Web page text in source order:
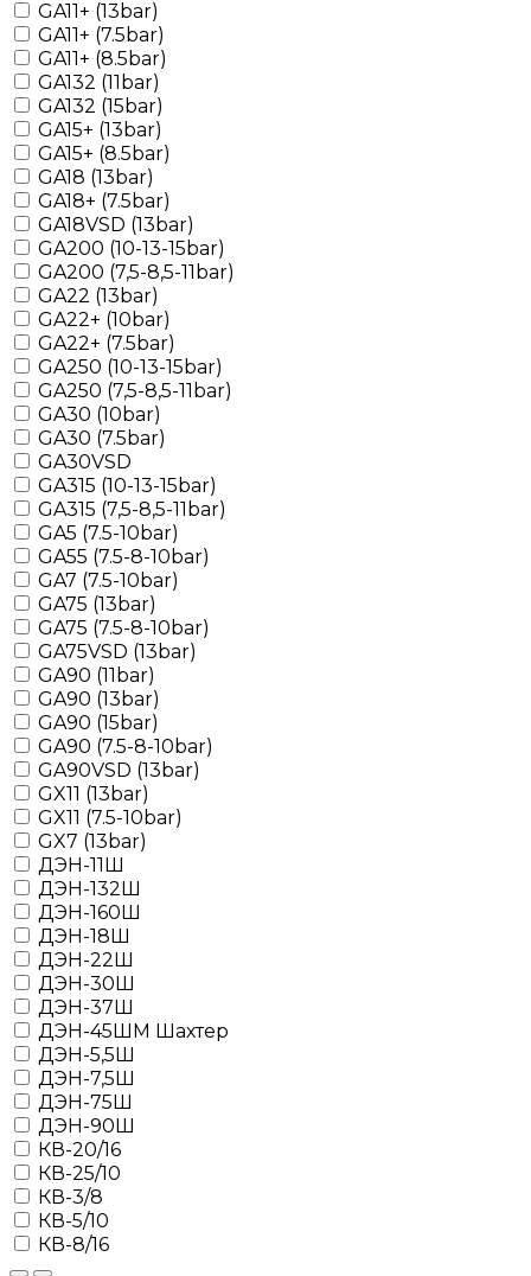
GA11+ (13bar)
GA11+ (7.5bar)
GA11+ (8.5bar)
GA132 (11bar)
GA132 (15bar)
GA15+ (13bar)
GA15+ (8.5bar)
GA18 (13bar)
GA18+ (7.5bar)
GA18VSD (13bar)
GA200 (10-13-15bar)
GA200 (7,5-8,5-11bar)
GA22 (13bar)
GA22+ (10bar)
GA22+ (7.5bar)
GA250 (10-13-15bar)
GA250 (7,5-8,5-11bar)
GA30 (10bar)
GA30 (7.5bar)
GA30VSD
GA315 (10-13-15bar)
GA315 (7,5-8,5-11bar)
GA5 (7.5-10bar)
GA55 (7.5-8-10bar)
GA7 (7.5-10bar)
GA75 (13bar)
GA75 (7.5-8-10bar)
GA75VSD (13bar)
GA90 (11bar)
GA90 (13bar)
GA90 (15bar)
GA90 (7.5-8-10bar)
GA90VSD (13bar)
GX11 (13bar)
GX11 (7.5-10bar)
GX7 (13bar)
ДЭН-11Ш
ДЭН-132Ш
ДЭН-160Ш
ДЭН-18Ш
ДЭН-22Ш
ДЭН-30Ш
ДЭН-37Ш
ДЭН-45ШМ Шахтер
ДЭН-5,5Ш
ДЭН-7,5Ш
ДЭН-75Ш
ДЭН-90Ш
КВ-20/16
КВ-25/10
КВ-3/8
КВ-5/10
КВ-8/16